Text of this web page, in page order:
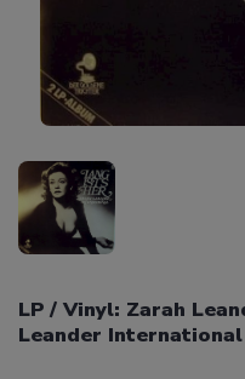
LP / Vinyl: Zarah
Leander International